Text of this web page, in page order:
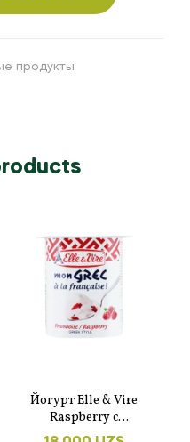
продукты
Йогурт Elle & Vire
Raspberry с
клубникой 125 г